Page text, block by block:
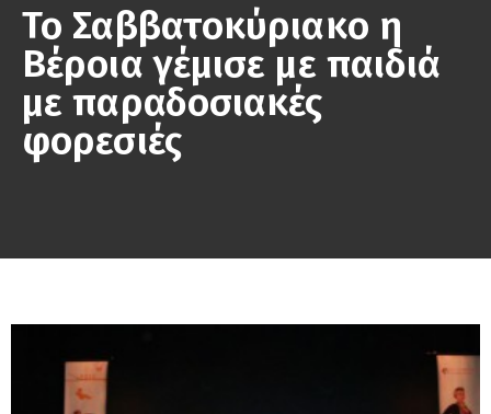
Το Σαββατοκύριακο η
Βέροια γέμισε με παιδιά
με παραδοσιακές
φορεσιές